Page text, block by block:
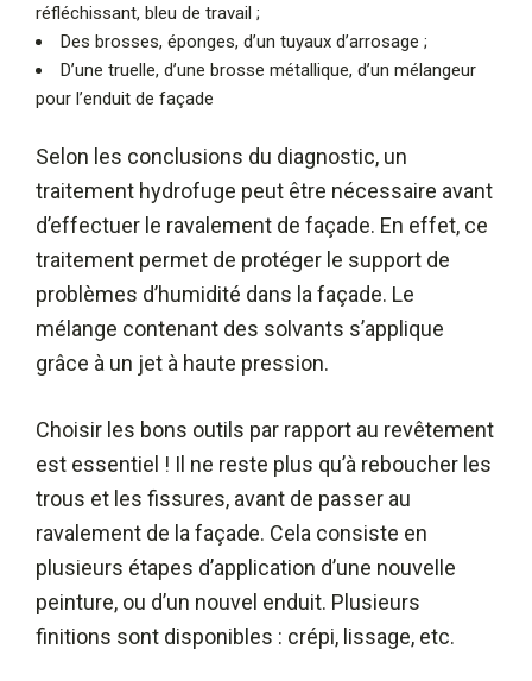
réfléchissant, bleu de travail ;
Des brosses, éponges, d’un tuyaux d’arrosage ;
D’une truelle, d’une brosse métallique, d’un mélangeur
pour l’enduit de façade
Selon les conclusions du diagnostic, un
traitement hydrofuge peut être nécessaire avant
d’effectuer le ravalement de façade. En effet, ce
traitement permet de protéger le support de
problèmes d’humidité dans la façade. Le
mélange contenant des solvants s’applique
grâce à un jet à haute pression.
Choisir les bons outils par rapport au revêtement
est essentiel ! Il ne reste plus qu’à reboucher les
trous et les fissures, avant de passer au
ravalement de la façade. Cela consiste en
plusieurs étapes d’application d’une nouvelle
peinture, ou d’un nouvel enduit. Plusieurs
finitions sont disponibles : crépi, lissage, etc.